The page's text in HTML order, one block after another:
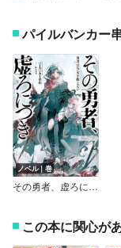
パイルバンカー
ノベル｜巻
その勇者、虚ろにつき
この本に関心が